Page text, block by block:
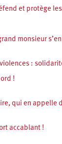
et protège
monsieur
:
!
qui en appelle
accablant !